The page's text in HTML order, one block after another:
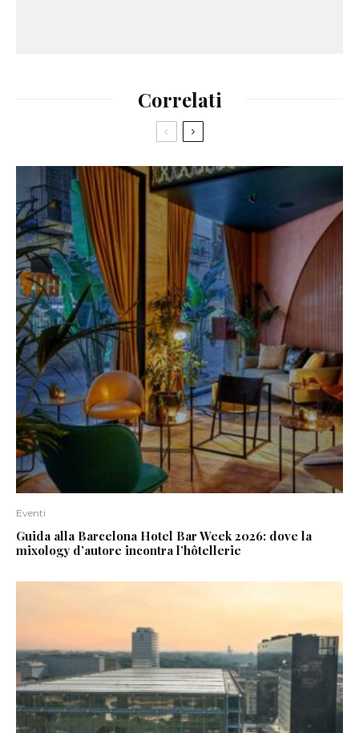
Correlati
Eventi
Guida alla Barcelona Hotel Bar Week 2026: dove la
mixology d’autore incontra l’hôtellerie